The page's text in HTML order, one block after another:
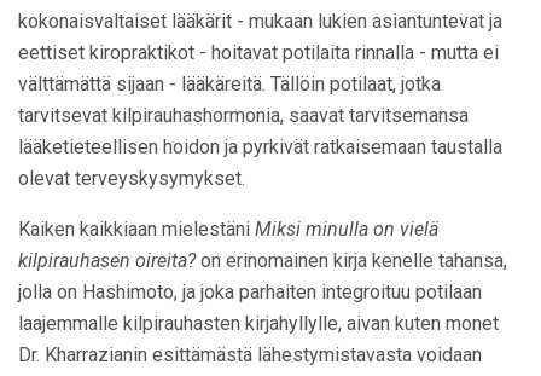
kokonaisvaltaiset lääkärit - mukaan lukien asiantuntevat ja
eettiset kiropraktikot - hoitavat potilaita rinnalla - mutta ei
välttämättä sijaan - lääkäreitä. Tällöin potilaat, jotka
tarvitsevat kilpirauhashormonia, saavat tarvitsemansa
lääketieteellisen hoidon ja pyrkivät ratkaisemaan taustalla
olevat terveyskysymykset.
Kaiken kaikkiaan mielestäni Miksi minulla on vielä
kilpirauhasen oireita?on erinomainen kirja kenelle tahansa,
jolla on Hashimoto, ja joka parhaiten integroituu potilaan
laajemmalle kilpirauhasten kirjahyllylle, aivan kuten monet
Dr. Kharrazianin esittämästä lähestymistavasta voidaan